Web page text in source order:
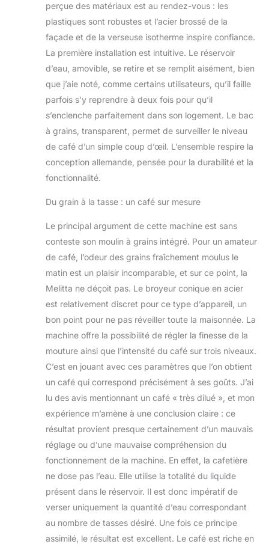
perçue des matériaux est au rendez-vous : les
plastiques sont robustes et l’acier brossé de la
façade et de la verseuse isotherme inspire confiance.
La première installation est intuitive. Le réservoir
d’eau, amovible, se retire et se remplit aisément, bien
que j’aie noté, comme certains utilisateurs, qu’il faille
parfois s’y reprendre à deux fois pour qu’il
s’enclenche parfaitement dans son logement. Le bac
à grains, transparent, permet de surveiller le niveau
de café d’un simple coup d’œil. L’ensemble respire la
conception allemande, pensée pour la durabilité et la
fonctionnalité.
Du grain à la tasse : un café sur mesure
Le principal argument de cette machine est sans
conteste son moulin à grains intégré. Pour un amateur
de café, l’odeur des grains fraîchement moulus le
matin est un plaisir incomparable, et sur ce point, la
Melitta ne déçoit pas. Le broyeur conique en acier
est relativement discret pour ce type d’appareil, un
bon point pour ne pas réveiller toute la maisonnée. La
machine offre la possibilité de régler la finesse de la
mouture ainsi que l’intensité du café sur trois niveaux.
C’est en jouant avec ces paramètres que l’on obtient
un café qui correspond précisément à ses goûts. J’ai
lu des avis mentionnant un café « très dilué », et mon
expérience m’amène à une conclusion claire : ce
résultat provient presque certainement d’un mauvais
réglage ou d’une mauvaise compréhension du
fonctionnement de la machine. En effet, la cafetière
ne dose pas l’eau. Elle utilise la totalité du liquide
présent dans le réservoir. Il est donc impératif de
verser uniquement la quantité d’eau correspondant
au nombre de tasses désiré. Une fois ce principe
assimilé, le résultat est excellent. Le café est riche en